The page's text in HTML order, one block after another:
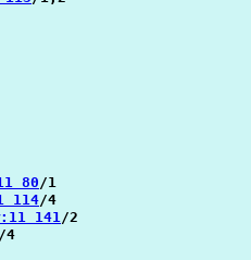
80/1
114/4
141/2
/4